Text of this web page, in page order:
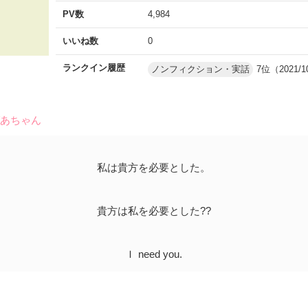
PV数 4,984
いいね数 0
ランクイン履歴 ノンフィクション・実話 7位（2021/
ちゃん
私は貴方を必要とした。
貴方は私を必要とした??
Ｉ need you.